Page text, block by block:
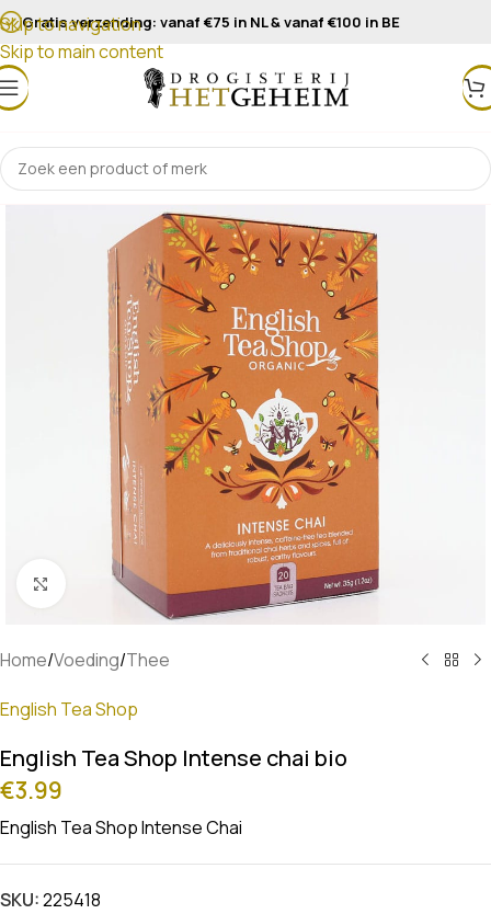
Skip to navigation
Skip to main content
Gratis verzending: vanaf €75 in NL & vanaf €100 in BE
Klik om te vergroten
Home/Voeding/Thee
English Tea Shop
English Tea Shop Intense chai bio
€3.99
English Tea Shop Intense Chai
SKU:225418